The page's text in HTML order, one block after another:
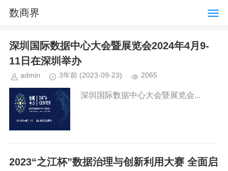
数商界
深圳国际数据中心大会暨展览会2024年4月9-
11日在深圳举办
admin 3年前 (2023-09-23) 2065
深圳国际数据中心大会暨展览会...
2023“之江杯”数据治理与创新利用大赛 全面启